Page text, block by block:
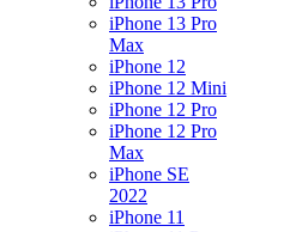
iPhone 13 Pro
Max
iPhone 12
iPhone 12 Mini
iPhone 12 Pro
iPhone 12 Pro
Max
iPhone SE
2022
iPhone 11